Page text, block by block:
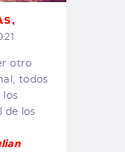
,
otro
todos
los
de los